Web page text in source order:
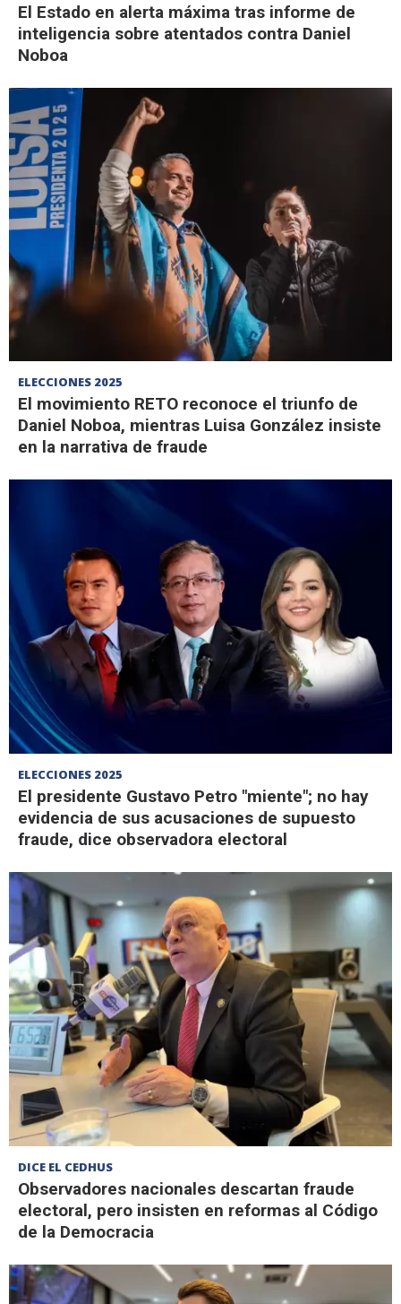
El Estado en alerta máxima tras informe de
inteligencia sobre atentados contra Daniel
Noboa
ELECCIONES 2025
El movimiento RETO reconoce el triunfo de
Daniel Noboa, mientras Luisa González insiste
en la narrativa de fraude
ELECCIONES 2025
El presidente Gustavo Petro "miente"; no hay
evidencia de sus acusaciones de supuesto
fraude, dice observadora electoral
DICE EL CEDHUS
Observadores nacionales descartan fraude
electoral, pero insisten en reformas al Código
de la Democracia